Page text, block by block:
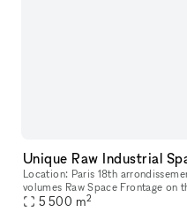
Unique Raw Industrial
Location: Paris 18th arrondissement Total Size: 5,500 sqm 5
5 500 m2